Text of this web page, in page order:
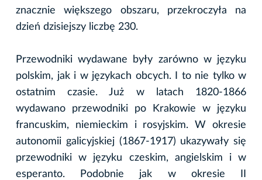
znacznie większego obszaru, przekroczyła na
dzień dzisiejszy liczbę 230.
Przewodniki wydawane były zarówno w języku
polskim, jak i w językach obcych. I to nie tylko w
ostatnim czasie. Już w latach 1820-1866
wydawano przewodniki po Krakowie w języku
francuskim, niemieckim i rosyjskim. W okresie
autonomii galicyjskiej (1867-1917) ukazywały się
przewodniki w języku czeskim, angielskim i w
esperanto. Podobnie jak w okresie II